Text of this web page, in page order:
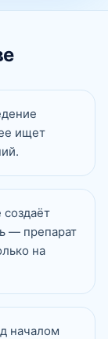
ищет
— препарат
на
началом